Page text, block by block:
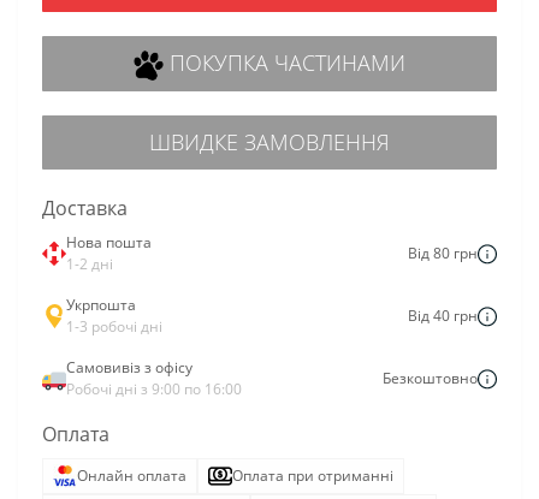
ПОКУПКА ЧАСТИНАМИ
ШВИДКЕ ЗАМОВЛЕННЯ
Доставка
Нова пошта
1-2 дні
Від 80 грн
Укрпошта
1-3 робочі дні
Від 40 грн
Самовивіз з офісу
Робочі дні з 9:00 по 16:00
Безкоштовно
Оплата
Онлайн оплата
Оплата при отриманні